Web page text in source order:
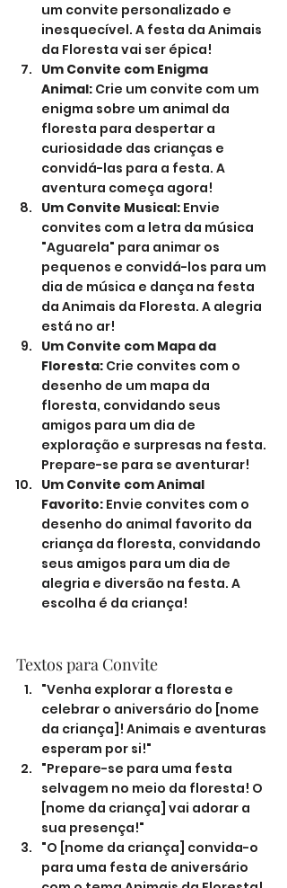
um convite personalizado e
inesquecível. A festa da Animais
da Floresta vai ser épica!
Um Convite com Enigma
Animal: Crie um convite com um
enigma sobre um animal da
floresta para despertar a
curiosidade das crianças e
convidá-las para a festa. A
aventura começa agora!
Um Convite Musical: Envie
convites com a letra da música
"Aguarela" para animar os
pequenos e convidá-los para um
dia de música e dança na festa
da Animais da Floresta. A alegria
está no ar!
Um Convite com Mapa da
Floresta: Crie convites com o
desenho de um mapa da
floresta, convidando seus
amigos para um dia de
exploração e surpresas na festa.
Prepare-se para se aventurar!
Um Convite com Animal
Favorito: Envie convites com o
desenho do animal favorito da
criança da floresta, convidando
seus amigos para um dia de
alegria e diversão na festa. A
escolha é da criança!
Textos para Convite
"Venha explorar a floresta e
celebrar o aniversário do [nome
da criança]! Animais e aventuras
esperam por si!"
"Prepare-se para uma festa
selvagem no meio da floresta! O
[nome da criança] vai adorar a
sua presença!"
"O [nome da criança] convida-o
para uma festa de aniversário